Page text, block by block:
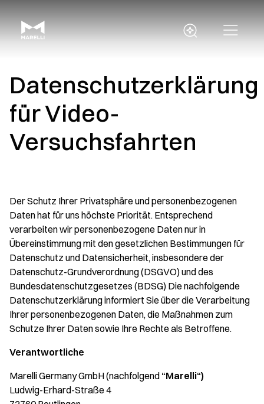
Datenschutzerklärung
für Video-
Versuchsfahrten
Der Schutz Ihrer Privatsphäre und personenbezogenen
Daten hat für uns höchste Priorität. Entsprechend
verarbeiten wir personenbezogene Daten nur in
Übereinstimmung mit den gesetzlichen Bestimmungen für
Datenschutz und Datensicherheit, insbesondere der
Datenschutz-Grundverordnung (DSGVO) und des
Bundesdatenschutzgesetzes (BDSG) Die nachfolgende
Datenschutzerklärung informiert Sie über die Verarbeitung
Ihrer personenbezogenen Daten, die Maßnahmen zum
Schutze Ihrer Daten sowie Ihre Rechte als Betroffene.
Verantwortliche
Marelli Germany GmbH (nachfolgend “Marelli“)
Ludwig-Erhard-Straße 4